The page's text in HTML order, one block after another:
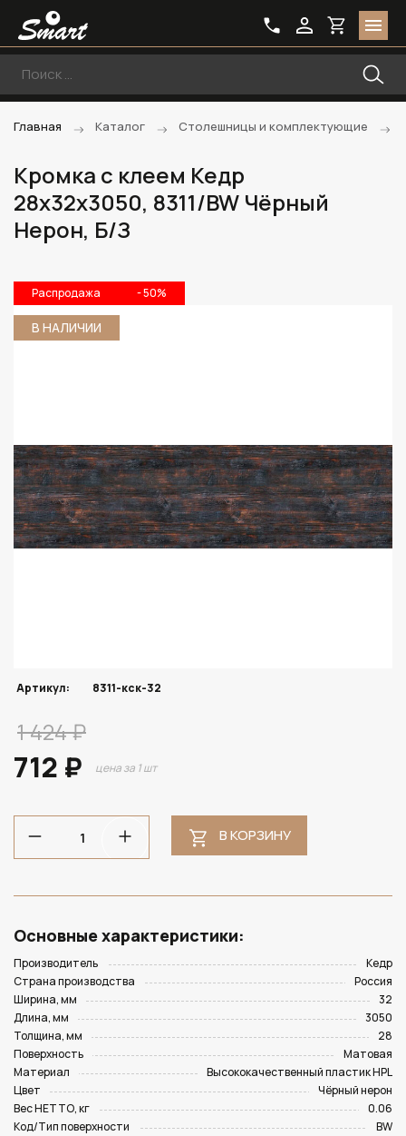
Главная Каталог Столешницы и комплектующие
Кромка с клеем Кедр
28х32х3050, 8311/BW Чёрный
Нерон, Б/З
Распродажа - 50%
В НАЛИЧИИ
Артикул: 8311-кск-32
1 424 ₽
712 ₽ цена за 1 шт
В КОРЗИНУ
Основные характеристики:
Производитель
Кедр
Страна производства
Россия
Ширина, мм
32
Длина, мм
3050
Толщина, мм
28
Поверхность
Матовая
Материал
Высококачественный пластик HPL
Цвет
Чёрный нерон
Вес НЕТТО, кг
0.06
Код/Тип поверхности
BW